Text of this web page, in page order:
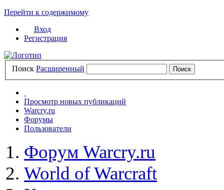
Перейти к содержимому
Вход
Регистрация
Поиск Расширенный
Просмотр новых публикаций
Warcry.ru
Форумы
Пользователи
Форум Warcry.ru
World of Warcraft